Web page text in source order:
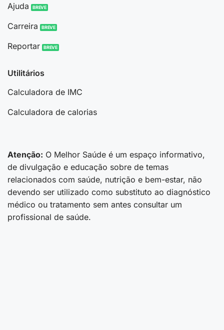
Ajuda
Carreira
Reportar
Utilitários
Calculadora de IMC
Calculadora de calorias
Atenção: O Melhor Saúde é um espaço informativo,
de divulgação e educação sobre de temas
relacionados com saúde, nutrição e bem-estar, não
devendo ser utilizado como substituto ao diagnóstico
médico ou tratamento sem antes consultar um
profissional de saúde.